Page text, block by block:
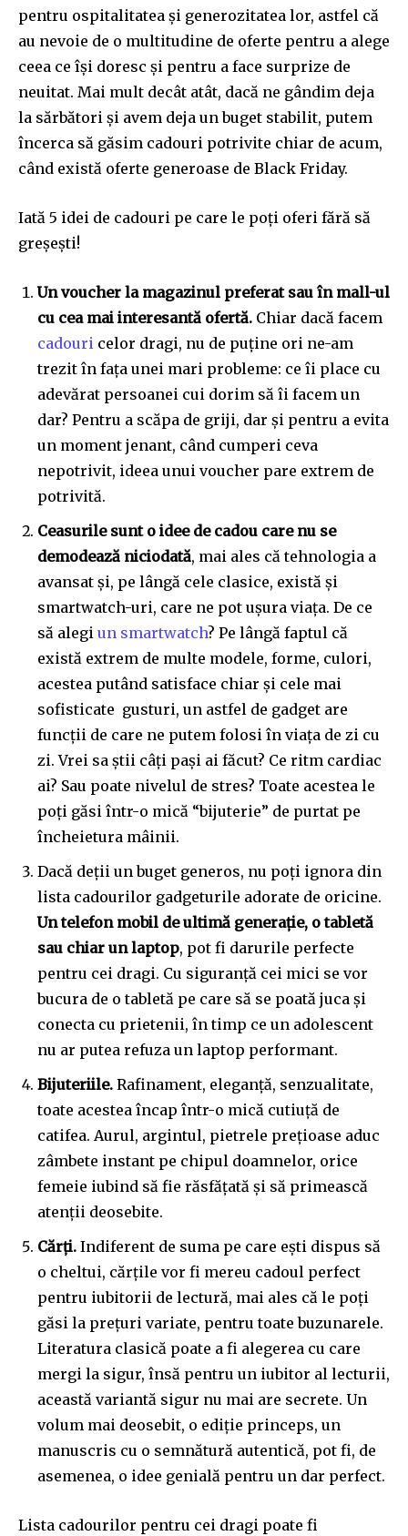
Join our community of
SUBSCRIBERS and be part of the
conversation.
To subscribe, simply enter your email address on our website
your privacy and won't spam your inbox. Your information is
safe with us.
SUBSCRIBE
I've read and accept thePrivacy Policy
Cititori Cititori Cititori
pentru ospitalitatea și generozitatea lor, astfel că
au nevoie de o multitudine de oferte pentru a alege
ceea ce își doresc și pentru a face surprize de
neuitat. Mai mult decât atât, dacă ne gândim deja
la sărbători și avem deja un buget stabilit, putem
încerca să găsim cadouri potrivite chiar de acum,
când există oferte generoase de Black Friday.
Iată 5 idei de cadouri pe care le poți oferi fără să
greșești!
Un voucher la magazinul preferat sau în mall-ul
cu cea mai interesantă ofertă. Chiar dacă facem
cadouri celor dragi, nu de puține ori ne-am
trezit în fața unei mari probleme: ce îi place cu
adevărat persoanei cui dorim să îi facem un
dar? Pentru a scăpa de griji, dar și pentru a evita
un moment jenant, când cumperi ceva
nepotrivit, ideea unui voucher pare extrem de
potrivită.
Ceasurile sunt o idee de cadou care nu se
demodează niciodată, mai ales că tehnologia a
avansat și, pe lângă cele clasice, există și
smartwatch-uri, care ne pot ușura viața. De ce
să alegi un smartwatch? Pe lângă faptul că
există extrem de multe modele, forme, culori,
acestea putând satisface chiar și cele mai
sofisticate gusturi, un astfel de gadget are
funcții de care ne putem folosi în viața de zi cu
zi. Vrei sa știi câți pași ai făcut? Ce ritm cardiac
ai? Sau poate nivelul de stres? Toate acestea le
poți găsi într-o mică “bijuterie” de purtat pe
încheietura mâinii.
Dacă deții un buget generos, nu poți ignora din
lista cadourilor gadgeturile adorate de oricine.
Un telefon mobil de ultimă generație, o tabletă
sau chiar un laptop, pot fi darurile perfecte
pentru cei dragi. Cu siguranță cei mici se vor
bucura de o tabletă pe care să se poată juca și
conecta cu prietenii, în timp ce un adolescent
nu ar putea refuza un laptop performant.
Bijuteriile. Rafinament, eleganță, senzualitate,
toate acestea încap într-o mică cutiuță de
catifea. Aurul, argintul, pietrele prețioase aduc
zâmbete instant pe chipul doamnelor, orice
femeie iubind să fie răsfățată și să primească
atenții deosebite.
Cărți. Indiferent de suma pe care ești dispus să
o cheltui, cărțile vor fi mereu cadoul perfect
pentru iubitorii de lectură, mai ales că le poți
găsi la prețuri variate, pentru toate buzunarele.
Literatura clasică poate a fi alegerea cu care
mergi la sigur, însă pentru un iubitor al lecturii,
această variantă sigur nu mai are secrete. Un
volum mai deosebit, o ediție princeps, un
manuscris cu o semnătură autentică, pot fi, de
asemenea, o idee genială pentru un dar perfect.
Lista cadourilor pentru cei dragi poate fi